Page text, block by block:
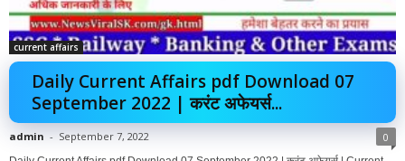
current affairs
Daily Current Affairs pdf Download 07
September 2022 | करंट अफेयर्स...
admin - September 7, 2022 0